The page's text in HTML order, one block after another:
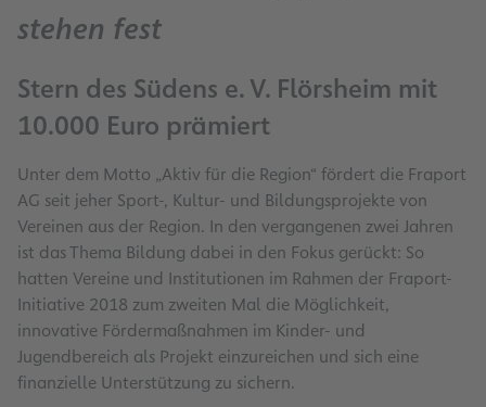
stehen fest
Stern des Südens e. V. Flörsheim mit
10.000 Euro prämiert
Unter dem Motto „Aktiv für die Region“ fördert die Fraport
AG seit jeher Sport-, Kultur- und Bildungsprojekte von
Vereinen aus der Region. In den vergangenen zwei Jahren
ist das Thema Bildung dabei in den Fokus gerückt: So
hatten Vereine und Institutionen im Rahmen der Fraport-
Initiative 2018 zum zweiten Mal die Möglichkeit,
innovative Fördermaßnahmen im Kinder- und
Jugendbereich als Projekt einzureichen und sich eine
finanzielle Unterstützung zu sichern.